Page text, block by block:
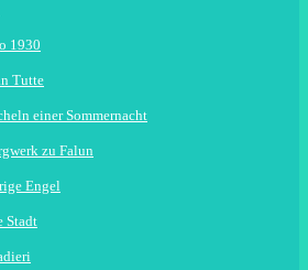
1930
Tutte
einer Sommernacht
zu Falun
Engel
Stadt